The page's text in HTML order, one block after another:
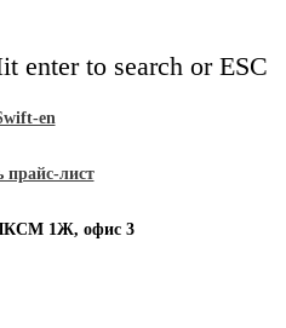
enter to search or ESC
прайс-лист
1Ж, офис 3